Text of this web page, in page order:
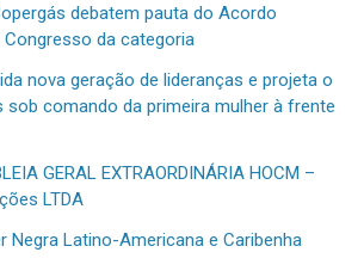
debatem pauta do Acordo
da categoria
nova geração de lideranças e projeta o
comando da primeira mulher à frente
GERAL EXTRAORDINÁRIA HOCM –
LTDA
Negra Latino-Americana e Caribenha